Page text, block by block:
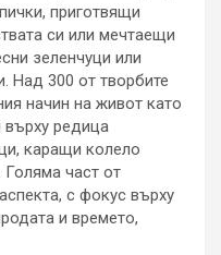
приготвящи
си или мечтаещи
зеленчуци или
Над 300 от творбите
начин на живот като
върху редица
каращи колело
Голяма част от
с фокус върху
и времето,